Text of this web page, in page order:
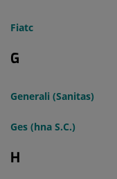
Fiatc
G
Generali (Sanitas)
Ges (hna S.C.)
H